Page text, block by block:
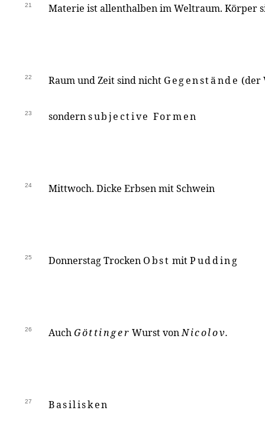
21 Materie ist allenthalben im Weltraum. Körper
22 Raum und Zeit sind nicht Gegenstände (der
23 sondernsubjective Formen
24 Mittwoch. Dicke Erbsen mit Schwein
25 Donnerstag Trocken Obst mitPudding
26 AuchGöttinger Wurst vonNicolov.
27 Basilisken